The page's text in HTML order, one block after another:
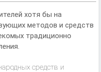
хотя бы на
методов и средств
традиционно
средств и